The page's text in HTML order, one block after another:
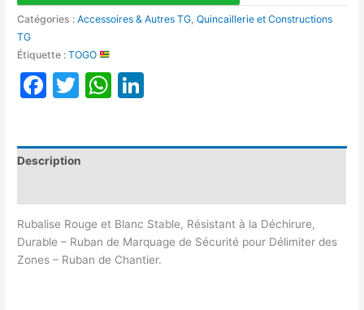
Catégories :Accessoires & Autres TG ,Quincaillerie et Constructions
TG
Étiquette :TOGO
Facebook
TwitterWhatsApp
Description
Rubalise Rouge et Blanc Stable, Résistant à la Déchirure,
Durable – Ruban de Marquage de Sécurité pour Délimiter des
Zones – Ruban de Chantier.